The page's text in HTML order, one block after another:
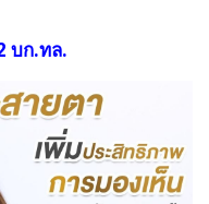
บก.ทล.